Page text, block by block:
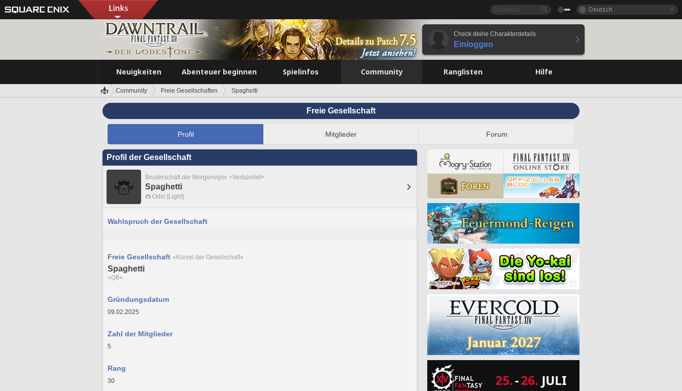
Deutsch
Check deine Charakterdetails
Einloggen
Neuigkeiten Abenteuer beginnen Spielinfos Community Ranglisten Hilfe
Community Freie Gesellschaften Spaghetti
Freie Gesellschaft
Profil Mitglieder Forum
Profil der Gesellschaft
Bruderschaft der Morgenviper <Verbündet>
Spaghetti
Odin [Light]
Wahlspruch der Gesellschaft
Freie Gesellschaft «Kürzel der Gesellschaft»
Spaghetti
«Q8»
Gründungsdatum
09.02.2025
Zahl der Mitglieder
5
Rang
30